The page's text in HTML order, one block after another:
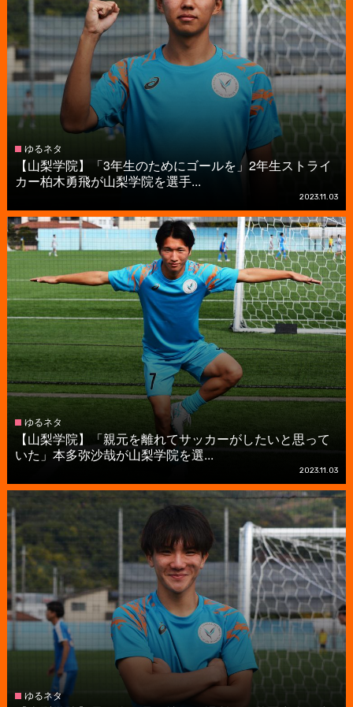
ゆるネタ
【山梨学院】「3年生のためにゴールを」2年生ストライ
カー柏木勇飛が山梨学院を選手...
2023.11.03
ゆるネタ
【山梨学院】「親元を離れてサッカーがしたいと思って
いた」本多弥沙哉が山梨学院を選...
2023.11.03
ゆるネタ